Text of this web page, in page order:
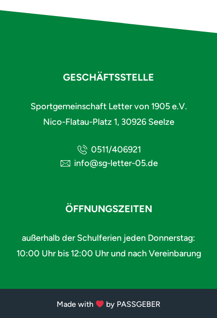
GESCHÄFTSSTELLE
Sportgemeinschaft Letter von 1905 e.V.
Nico-Flatau-Platz 1, 30926 Seelze
0511/406921
info@sg-letter-05.de
ÖFFNUNGSZEITEN
außerhalb der Schulferien jeden Donnerstag:
10:00 Uhr bis 12:00 Uhr und nach Vereinbarung
Made with by PASSGEBER